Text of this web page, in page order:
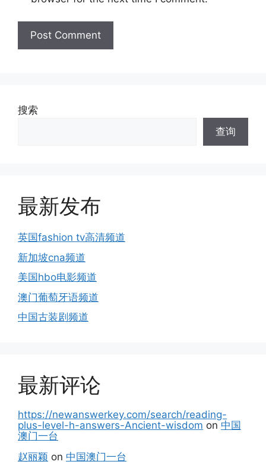
搜索
查询
最新发布
英国fashion tv高清频道
新加坡cna频道
美国hbo电影频道
澳门葡萄牙语频道
中国古装剧频道
最新评论
https://newanswerkey.com/search/reading-
plus-level-h-answers-Ancient-wisdom on 中国
澳门一台
赵丽颖 on 中国澳门一台